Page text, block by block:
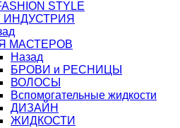
ИНДУСТРИЯ
МАСТЕРОВ
Назад
БРОВИ и РЕСНИЦЫ
ВОЛОСЫ
Вспомогательные жидкости
ДИЗАЙН
ЖИДКОСТИ